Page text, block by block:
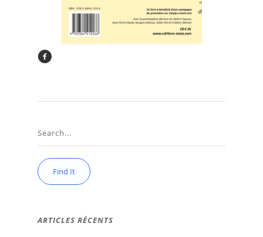
ARTICLES RÉCENTS